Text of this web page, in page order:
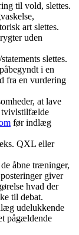
til vold, slettes.
art slettes.
uden
slettes.
i en
fra en vurdering
at lave
tvivlstilfælde
før indlæg
QXL eller
åbne træninger,
giver
hvad der
til debat.
udelukkende
pågældende